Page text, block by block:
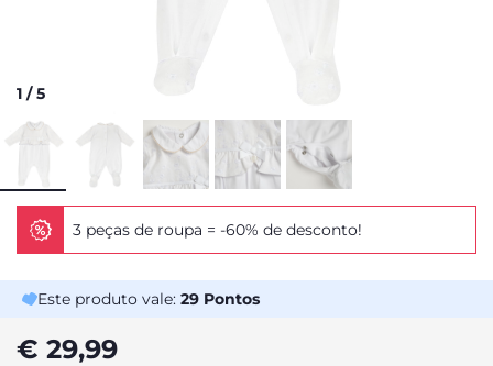
1 /5
3 peças de roupa = -60% de desconto!
Este produto vale: 29 Pontos
€ 29,99